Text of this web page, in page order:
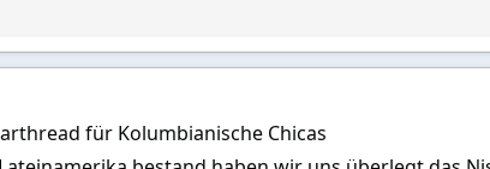
für Kolumbianische Chicas